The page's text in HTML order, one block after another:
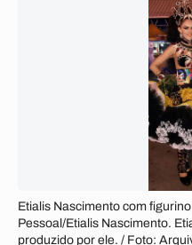
Etialis Nascimento com
Pessoal/Etialis Nascimento.
produzido por ele. / Foto: